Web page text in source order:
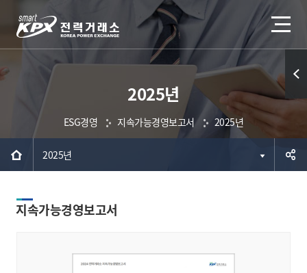
2025년
ESG경영 지속가능경영보고서 2025년
2025년
지속가능경영보고서
퀵메